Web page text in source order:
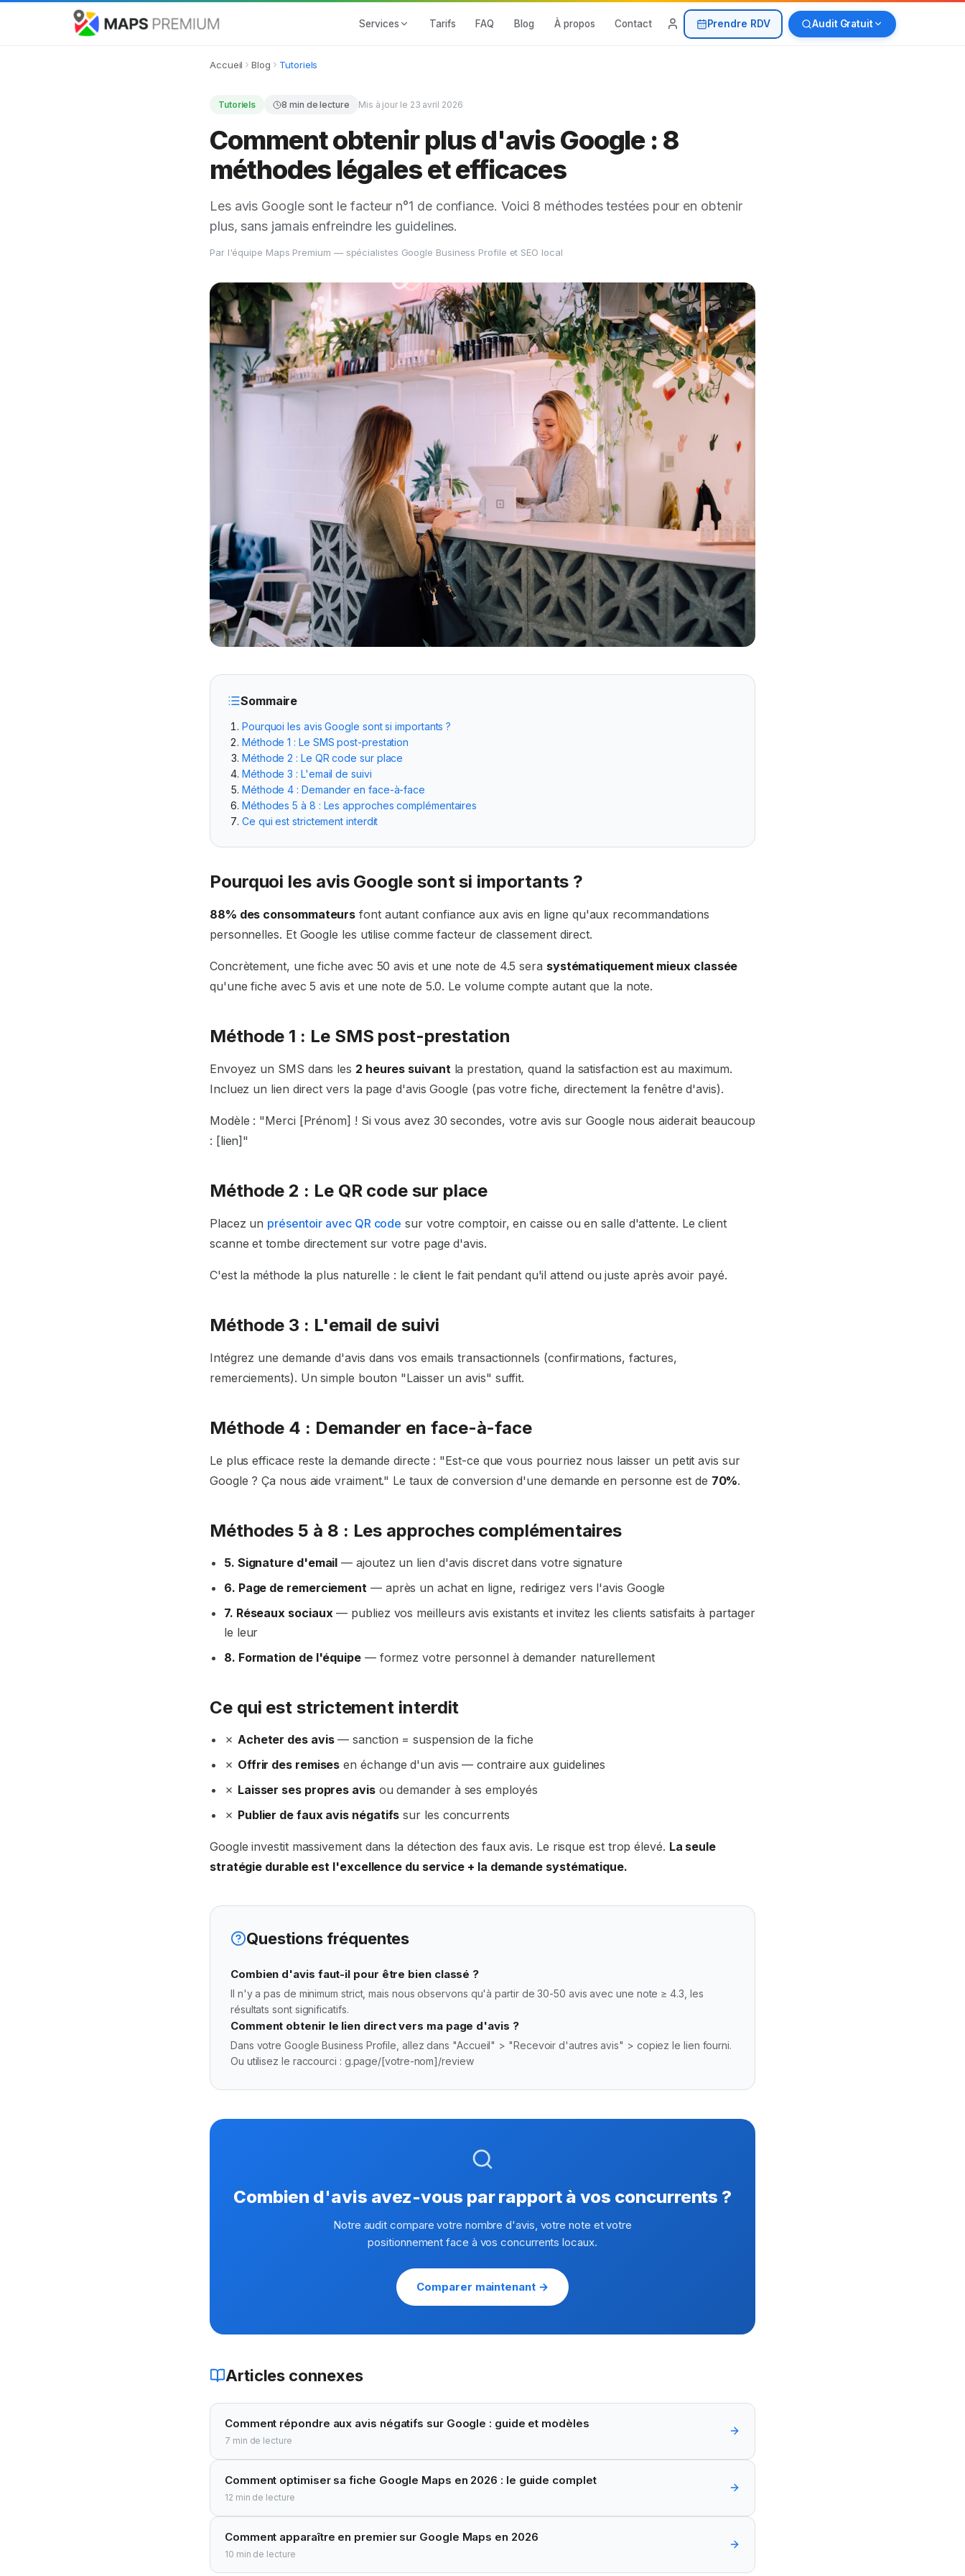
Services Tarifs FAQ Blog À propos Contact Prendre RDV Audit Gratuit
Accueil Blog Tutoriels
Tutoriels 8 min de lecture Mis à jour le 23 avril 2026
Comment obtenir plus d'avis Google : 8
méthodes légales et efficaces
Les avis Google sont le facteur n°1 de confiance. Voici 8 méthodes testées pour en obtenir
plus, sans jamais enfreindre les guidelines.
Par l'équipe Maps Premium — spécialistes Google Business Profile et SEO local
Sommaire
Pourquoi les avis Google sont si importants ?
Méthode 1 : Le SMS post-prestation
Méthode 2 : Le QR code sur place
Méthode 3 : L'email de suivi
Méthode 4 : Demander en face-à-face
Méthodes 5 à 8 : Les approches complémentaires
Ce qui est strictement interdit
Pourquoi les avis Google sont si importants ?
88% des consommateurs font autant confiance aux avis en ligne qu'aux recommandations
personnelles. Et Google les utilise comme facteur de classement direct.
Concrètement, une fiche avec 50 avis et une note de 4.5 sera systématiquement mieux classée
qu'une fiche avec 5 avis et une note de 5.0. Le volume compte autant que la note.
Méthode 1 : Le SMS post-prestation
Envoyez un SMS dans les 2 heures suivant la prestation, quand la satisfaction est au maximum.
Incluez un lien direct vers la page d'avis Google (pas votre fiche, directement la fenêtre d'avis).
Modèle : "Merci [Prénom] ! Si vous avez 30 secondes, votre avis sur Google nous aiderait beaucoup
: [lien]"
Méthode 2 : Le QR code sur place
Placez un présentoir avec QR code sur votre comptoir, en caisse ou en salle d'attente. Le client
scanne et tombe directement sur votre page d'avis.
C'est la méthode la plus naturelle : le client le fait pendant qu'il attend ou juste après avoir payé.
Méthode 3 : L'email de suivi
Intégrez une demande d'avis dans vos emails transactionnels (confirmations, factures,
remerciements). Un simple bouton "Laisser un avis" suffit.
Méthode 4 : Demander en face-à-face
Le plus efficace reste la demande directe : "Est-ce que vous pourriez nous laisser un petit avis sur
Google ? Ça nous aide vraiment." Le taux de conversion d'une demande en personne est de 70%.
Méthodes 5 à 8 : Les approches complémentaires
5. Signature d'email — ajoutez un lien d'avis discret dans votre signature
6. Page de remerciement — après un achat en ligne, redirigez vers l'avis Google
7. Réseaux sociaux — publiez vos meilleurs avis existants et invitez les clients satisfaits à partager
le leur
8. Formation de l'équipe— formez votre personnel à demander naturellement
Ce qui est strictement interdit
✗ Acheter des avis— sanction = suspension de la fiche
✗ Offrir des remises en échange d'un avis — contraire aux guidelines
✗ Laisser ses propres avisou demander à ses employés
✗ Publier de faux avis négatifs sur les concurrents
Google investit massivement dans la détection des faux avis. Le risque est trop élevé. La seule
stratégie durable est l'excellence du service + la demande systématique.
Questions fréquentes
Combien d'avis faut-il pour être bien classé ?
Il n'y a pas de minimum strict, mais nous observons qu'à partir de 30-50 avis avec une note ≥ 4.3, les
résultats sont significatifs.
Comment obtenir le lien direct vers ma page d'avis ?
Dans votre Google Business Profile, allez dans "Accueil" > "Recevoir d'autres avis" > copiez le lien fourni.
Ou utilisez le raccourci : g.page/[votre-nom]/review
Combien d'avis avez-vous par rapport à vos concurrents ?
Notre audit compare votre nombre d'avis, votre note et votre
positionnement face à vos concurrents locaux.
Comparer maintenant →
Articles connexes
Comment répondre aux avis négatifs sur Google : guide et modèles
7 min de lecture
Comment optimiser sa fiche Google Maps en 2026 : le guide complet
12 min de lecture
Comment apparaître en premier sur Google Maps en 2026
10 min de lecture